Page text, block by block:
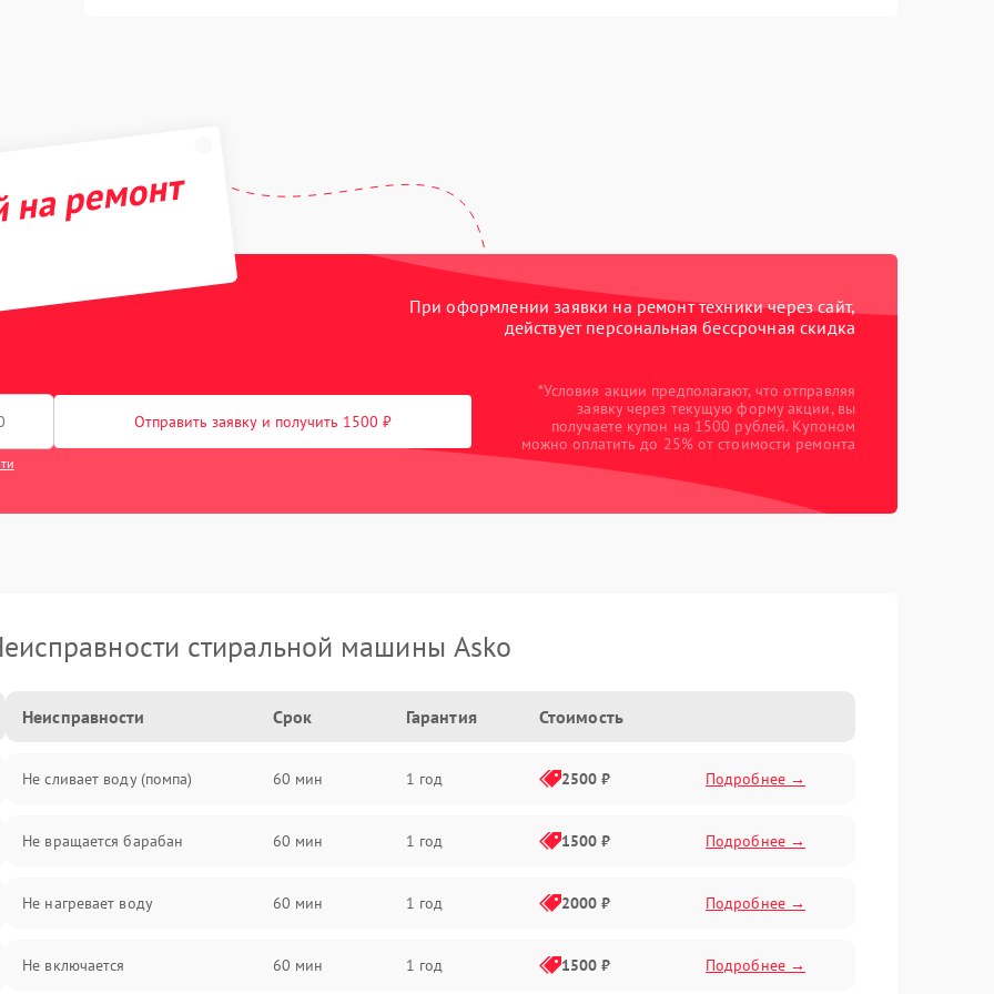
ремонт
При оформлении заявки на ремонт техники через сайт,
действует персональная бессрочная скидка
Отправить заявку и получить 1500 ₽
*Условия акции предполагают, что отправляя
заявку через текущую форму акции, вы
получаете купон на 1500 рублей. Купоном
можно оплатить до 25% от стоимости ремонта
стиральной машины Asko
Неисправности Срок Гарантия Стоимость
Не сливает воду (помпа) 60 мин 1 год 2500 ₽ Подробнее →
Не вращается барабан 60 мин 1 год 1500 ₽ Подробнее →
Не нагревает воду 60 мин 1 год 2000 ₽ Подробнее →
Не включается 60 мин 1 год 1500 ₽ Подробнее →